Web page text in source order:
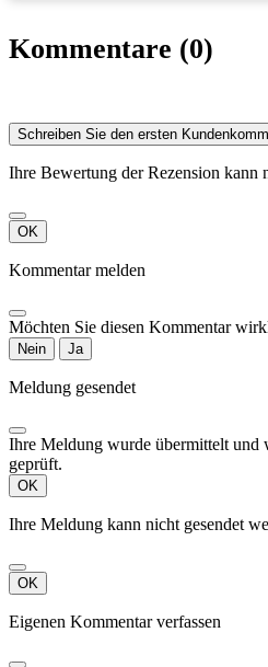
Kommentare (0)
Schreiben Sie den ersten
Ihre Bewertung der Rezension kann
OK
Kommentar melden
Möchten Sie diesen Kommentar
Nein Ja
Meldung gesendet
Ihre Meldung wurde übermittelt und
geprüft.
OK
Ihre Meldung kann nicht gesendet
OK
Eigenen Kommentar verfassen